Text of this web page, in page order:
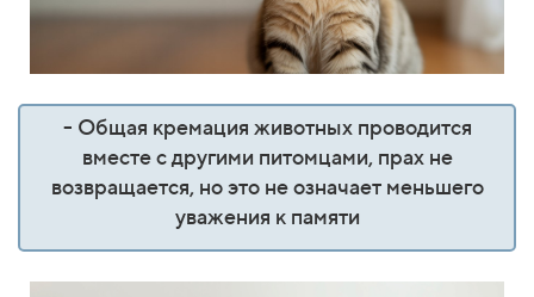
- Общая кремация животных проводится
вместе с другими питомцами, прах не
возвращается, но это не означает меньшего
уважения к памяти